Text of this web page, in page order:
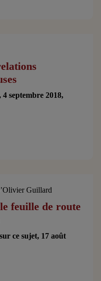
septembre 2018,
Guillard
feuille de route
ce sujet, 17 août